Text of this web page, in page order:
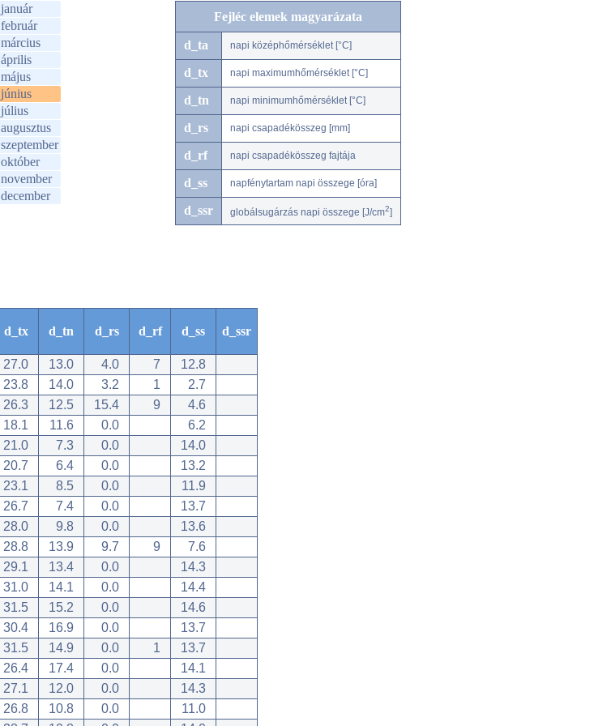
január
február
március
április
május
június
július
augusztus
szeptember
október
november
december
Fejléc elemek magyarázata
d_ta napi középhőmérséklet [°C]
d_tx napi maximumhőmérséklet [°C]
d_tn napi minimumhőmérséklet [°C]
d_rs napi csapadékösszeg [mm]
d_rf napi csapadékösszeg fajtája
d_ss napfénytartam napi összege [óra]
d_ssr globálsugárzás napi összege [J/cm2]
d_tx d_tn d_rs d_rf d_ss d_ssr
27.0 13.0 4.0 7
12.8
23.8 14.0 3.2 1
2.7
26.3 12.5 15.4 9
4.6
18.1 11.6 0.0
6.2
21.0 7.3 0.0
14.0
20.7 6.4 0.0
13.2
23.1 8.5 0.0
11.9
26.7 7.4 0.0
13.7
28.0 9.8 0.0
13.6
28.8 13.9 9.7 9
7.6
29.1 13.4 0.0
14.3
31.0 14.1 0.0
14.4
31.5 15.2 0.0
14.6
30.4 16.9 0.0
13.7
31.5 14.9 0.0 1
13.7
26.4 17.4 0.0
14.1
27.1 12.0 0.0
14.3
26.8 10.8 0.0
11.0